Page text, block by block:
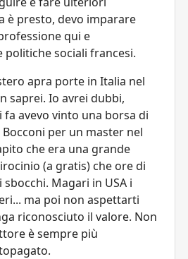
è presto, devo imparare
qui e
sociali francesi.
apra porte in Italia nel
saprei. Io avrei dubbi,
avevo vinto una borsa di
per un master nel
che era una grande
(a gratis) che ore di
Magari in USA i
ma poi non aspettarti
riconosciuto il valore. Non
è sempre più